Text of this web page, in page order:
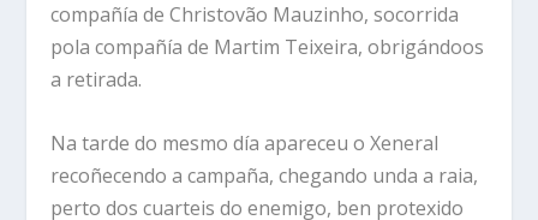
compañía de Christovão Mauzinho, socorrida
pola compañía de Martim Teixeira, obrigándoos
a retirada.
Na tarde do mesmo día apareceu o Xeneral
recoñecendo a campaña, chegando unda a raia,
perto dos cuarteis do enemigo, ben protexido